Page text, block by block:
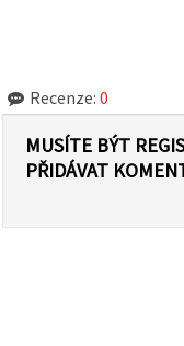
Recenze: 0
MUSÍTE BÝT
PŘIDÁVAT